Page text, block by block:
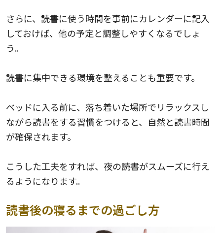
さらに、読書に使う時間を事前にカレンダーに記入
しておけば、他の予定と調整しやすくなるでしょ
う。
読書に集中できる環境を整えることも重要です。
ベッドに入る前に、落ち着いた場所でリラックスし
ながら読書をする習慣をつけると、自然と読書時間
が確保されます。
こうした工夫をすれば、夜の読書がスムーズに行え
るようになります。
読書後の寝るまでの過ごし方